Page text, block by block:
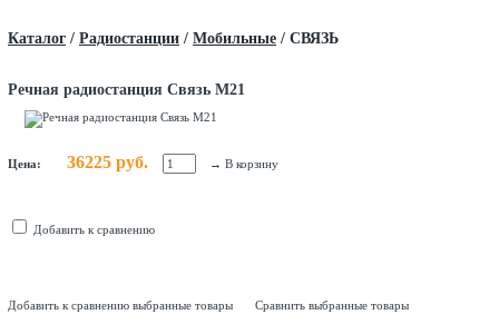
Каталог / Радиостанции / Мобильные / СВЯЗЬ
Речная радиостанция Связь М21
Цена: 36225 руб. → В корзину
Добавить к сравнению
Добавить к сравнению выбранные товары Сравнить выбранные товары